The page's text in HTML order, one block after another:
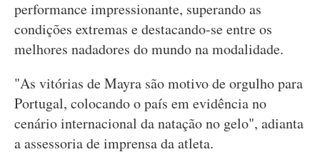
performance impressionante, superando as
condições extremas e destacando-se entre os
melhores nadadores do mundo na modalidade.
"As vitórias de Mayra são motivo de orgulho para
Portugal, colocando o país em evidência no
cenário internacional da natação no gelo", adianta
a assessoria de imprensa da atleta.